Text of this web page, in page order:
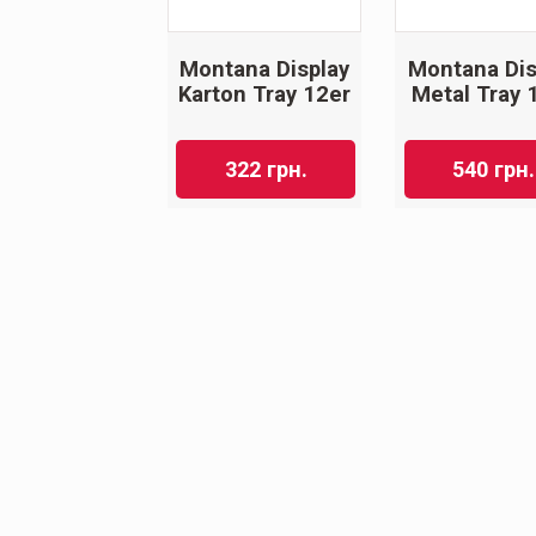
Montana Display
Karton Tray 12er
322 грн.
Montana
Metal Tray
540 грн.